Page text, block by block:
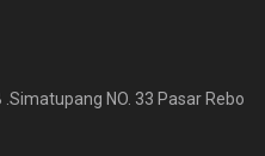
.Simatupang NO. 33 Pasar Rebo